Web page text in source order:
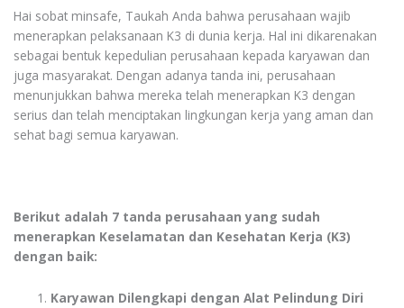
Hai sobat minsafe, Taukah Anda bahwa perusahaan wajib
menerapkan pelaksanaan K3 di dunia kerja. Hal ini dikarenakan
sebagai bentuk kepedulian perusahaan kepada karyawan dan
juga masyarakat. Dengan adanya tanda ini, perusahaan
menunjukkan bahwa mereka telah menerapkan K3 dengan
serius dan telah menciptakan lingkungan kerja yang aman dan
sehat bagi semua karyawan.
Berikut adalah 7 tanda perusahaan yang sudah
menerapkan Keselamatan dan Kesehatan Kerja (K3)
dengan baik:
Karyawan Dilengkapi dengan Alat Pelindung Diri